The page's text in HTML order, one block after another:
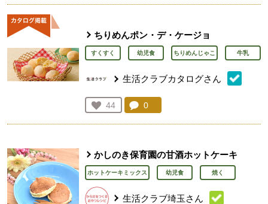
ちりめんポン・デ・ケージョ
すくすく 幼児食 ちりめんじゃこ 牛乳
生活クラブカタログさん
お気に入り登録：
44
人が登録
コメント：
0
かしのき保育園の甘酒ホットケーキ
ホットケーキミックス 幼児食 焼く
生活クラブ埼玉さん